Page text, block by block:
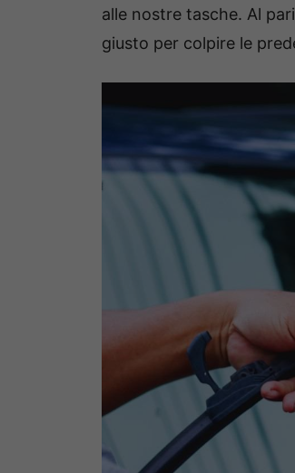
alle nostre tasche. Al
giusto per colpire le